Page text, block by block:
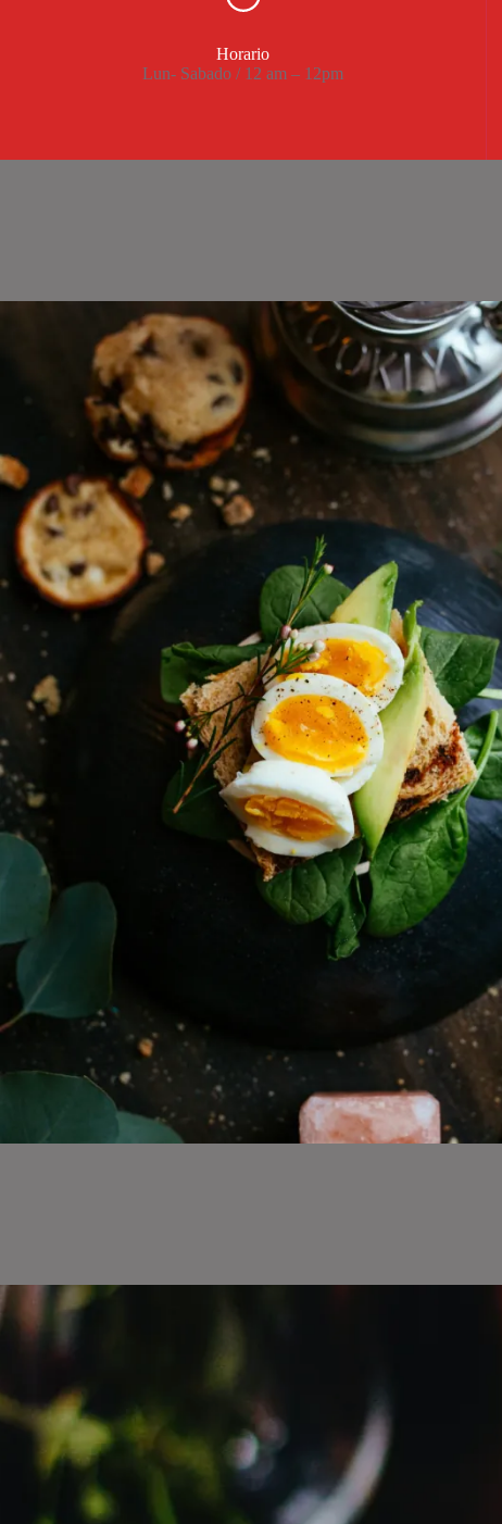
Horario
Lun- Sabado / 12 am – 12pm